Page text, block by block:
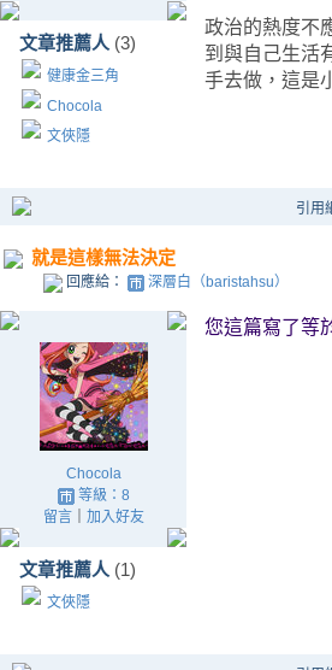
文章推薦人 (3)
健康金三角
Chocola
文俠隱
政治的熱度不
到與自己生活
手去做，這是
引用
就是這樣無法決定
回應給： 深層白（baristahsu）
Chocola
等級：8
留言｜ 加入好友
文章推薦人 (1)
文俠隱
您這篇寫了等